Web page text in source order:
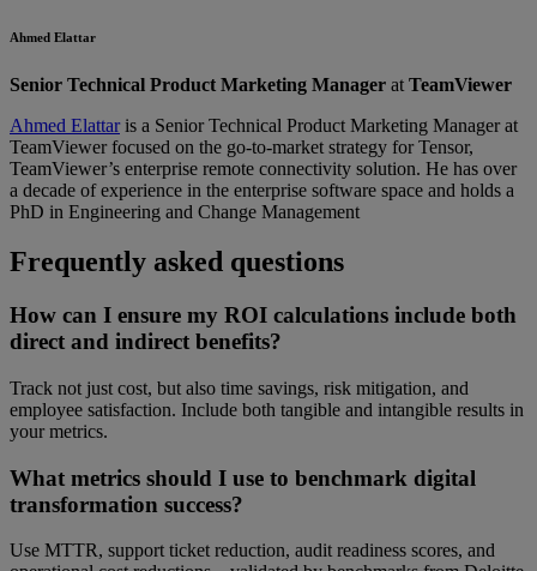
Ahmed Elattar
Senior Technical Product Marketing Manager at TeamViewer
Ahmed Elattaris a Senior Technical Product Marketing Manager at
TeamViewer focused on the go-to-market strategy for Tensor,
TeamViewer’s enterprise remote connectivity solution. He has over
a decade of experience in the enterprise software space and holds a
PhD in Engineering and Change Management
Frequently asked questions
How can I ensure my ROI calculations include both
direct and indirect benefits?
Track not just cost, but also time savings, risk mitigation, and
employee satisfaction. Include both tangible and intangible results in
your metrics.
What metrics should I use to benchmark digital
transformation success?
Use MTTR, support ticket reduction, audit readiness scores, and